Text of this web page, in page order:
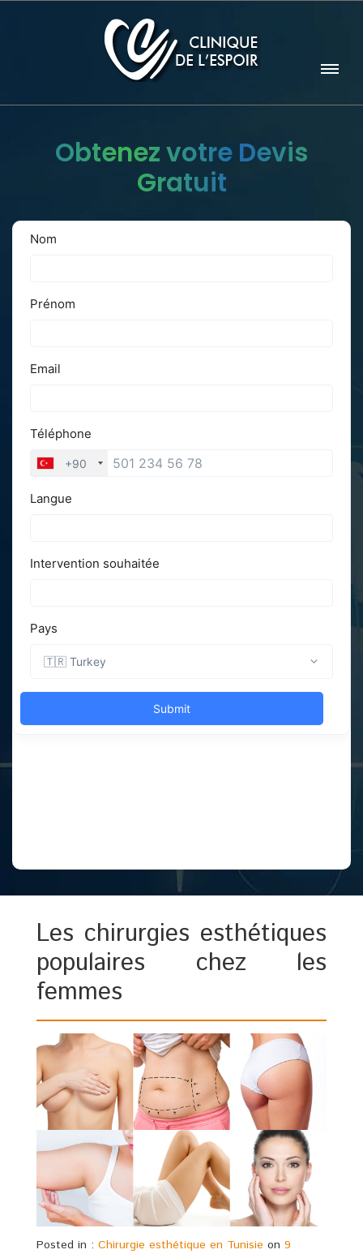
Obtenez votre Devis
Gratuit
Les chirurgies esthétiques
populaires chez les
femmes
Posted in : Chirurgie esthétique en Tunisie on 9